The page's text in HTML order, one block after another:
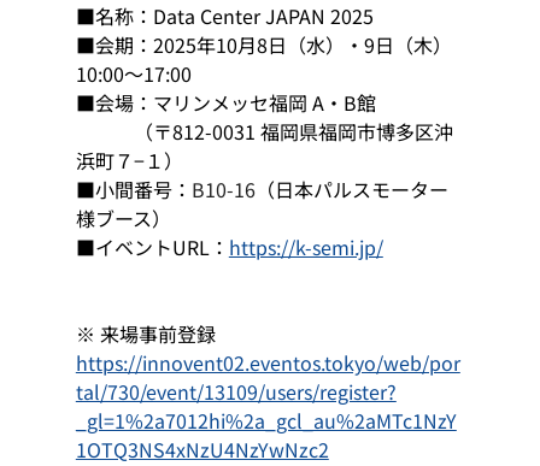
■名称：Data Center JAPAN 2025
■会期：2025年10月8日（水）・9日（木）
10:00～17:00
■会場：マリンメッセ福岡 A・B館
（〒812-0031 福岡県福岡市博多区沖
浜町７−１）
■小間番号： B10-16（日本パルスモーター
様ブース）
■イベントURL： https://k-semi.jp/
※ 来場事前登録
https://innovent02.eventos.tokyo/web/por
tal/730/event/13109/users/register?
_gl=1%2a7012hi%2a_gcl_au%2aMTc1NzY
1OTQ3NS4xNzU4NzYwNzc2